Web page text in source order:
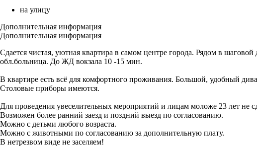
на улицу
Дополнительная информация
Дополнительная информация
Сдается чистая, уютная квартира в самом центре города. Рядом в
обл.больница. До ЖД вокзала 10 -15 мин.
В квартире есть всё для комфортного проживания. Большой, удобный
Столовые приборы имеются.
Для проведения увеселительных мероприятий и лицам моложе 23 лет не
Возможен более ранний заезд и поздний выезд по согласованию.
Можно с детьми любого возраста.
Можно с животными по согласованию за дополнительную плату.
В нетрезвом виде не заселяем!